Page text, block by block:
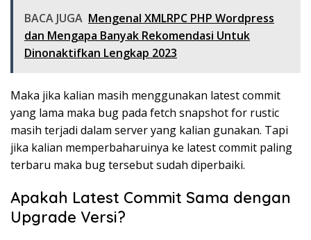
BACA JUGA Mengenal XMLRPC PHP Wordpress
dan Mengapa Banyak Rekomendasi Untuk
Dinonaktifkan Lengkap 2023
Maka jika kalian masih menggunakan latest commit
yang lama maka bug pada fetch snapshot for rustic
masih terjadi dalam server yang kalian gunakan. Tapi
jika kalian memperbaharuinya ke latest commit paling
terbaru maka bug tersebut sudah diperbaiki.
Apakah Latest Commit Sama dengan
Upgrade Versi?